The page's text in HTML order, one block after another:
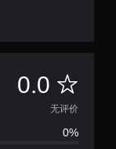
0.0 无
评
价
无评价
0%